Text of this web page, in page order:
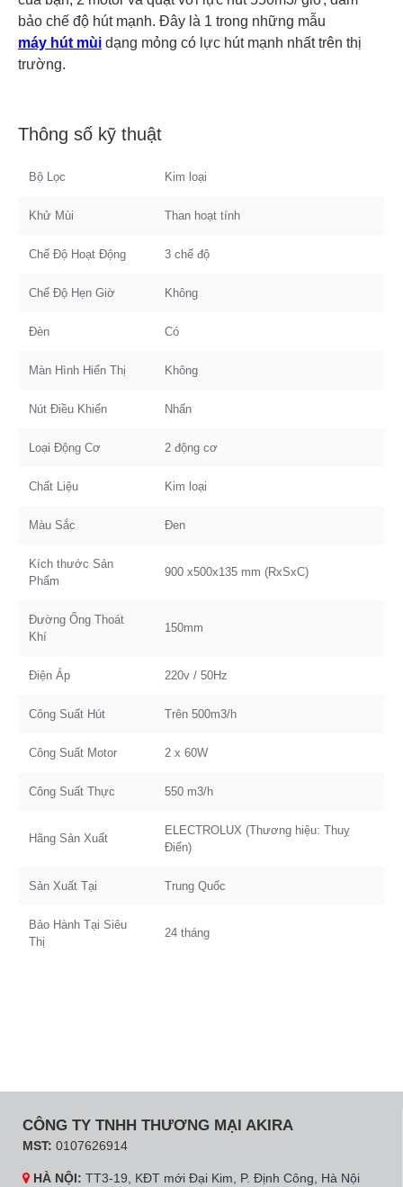
bảo chế độ hút mạnh. Đây là 1 trong những mẫu
máy hút mùi dạng mỏng có lực hút mạnh nhất trên thị
trường.
Thông số kỹ thuật
Bộ Lọc Kim loại
Khử Mùi Than hoạt tính
Chế Độ Hoạt Động 3 chế độ
Chế Độ Hẹn Giờ Không
Đèn Có
Màn Hình Hiển Thị Không
Nút Điều Khiển Nhấn
Loại Động Cơ 2 động cơ
Chất Liệu Kim loại
Màu Sắc Đen
Kích thước Sản
Phẩm
900 x500x135 mm (RxSxC)
Đường Ống Thoát
Khí
150mm
Điện Áp 220v / 50Hz
Công Suất Hút Trên 500m3/h
Công Suất Motor 2 x 60W
Công Suất Thực 550 m3/h
Hãng Sản Xuất
ELECTROLUX (Thương hiệu: Thuỵ
Điển)
Sản Xuất Tại Trung Quốc
Bảo Hành Tại Siêu
Thị
24 tháng
CÔNG TY TNHH THƯƠNG MẠI AKIRA
MST: 0107626914
HÀ NỘI: TT3-19, KĐT mới Đại Kim, P. Định Công, Hà Nội